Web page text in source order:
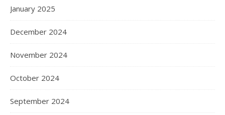
January 2025
December 2024
November 2024
October 2024
September 2024